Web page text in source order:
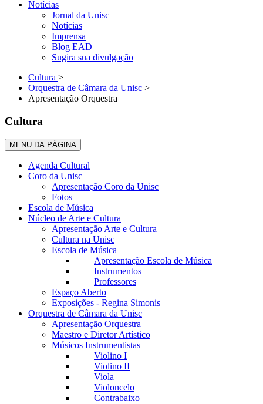
Notícias
Jornal da Unisc
Notícias
Imprensa
Blog EAD
Sugira sua divulgação
Cultura >
Orquestra de Câmara da Unisc >
Apresentação Orquestra
Cultura
MENU DA PÁGINA
Agenda Cultural
Coro da Unisc
Apresentação Coro da Unisc
Fotos
Escola de Música
Núcleo de Arte e Cultura
Apresentação Arte e Cultura
Cultura na Unisc
Escola de Música
Apresentação Escola de Música
Instrumentos
Professores
Espaço Aberto
Exposições - Regina Simonis
Orquestra de Câmara da Unisc
Apresentação Orquestra
Maestro e Diretor Artístico
Músicos Instrumentistas
Violino I
Violino II
Viola
Violoncelo
Contrabaixo